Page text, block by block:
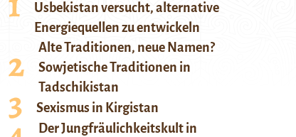
Usbekistan versucht, alternative
Energiequellen zu entwickeln
Alte Traditionen, neue Namen?
Sowjetische Traditionen in
Tadschikistan
Sexismus in Kirgistan
Der Jungfräulichkeitskult in